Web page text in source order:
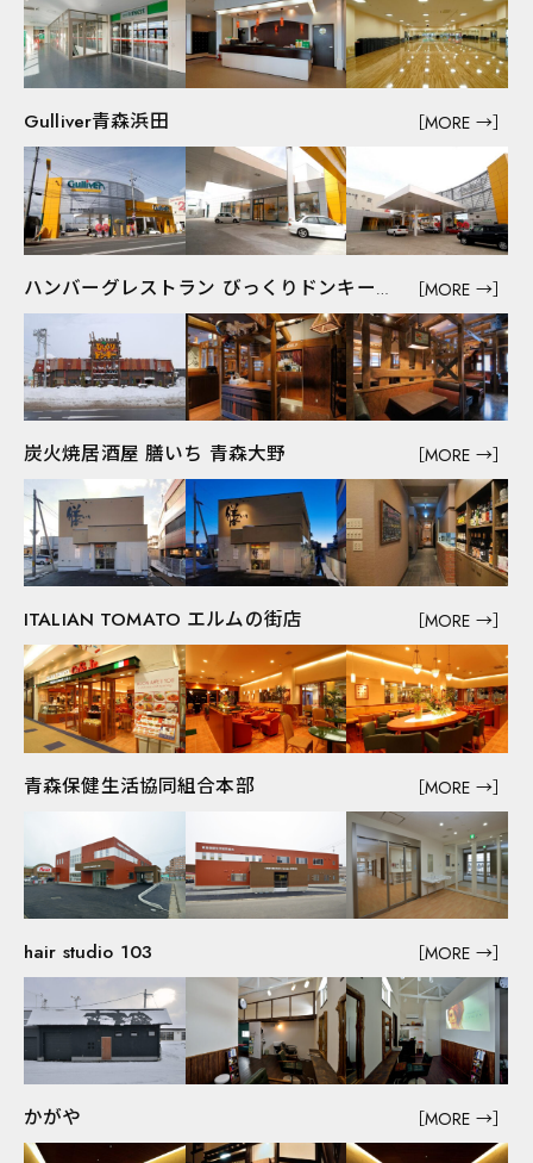
事業内容
丸喜の強み
SDGsの取り組み
採用情報
本社・ショールーム
展示場
東京支店
Q&A
お問い合わせ
WORKS
一般住宅
マンション・集合住宅
公共事業
病院・薬局
福祉施設
店舗・オフィスビル
倉庫・工場・その他
住宅展示場
太陽光発電・風力発電
東京支店
Gulliver青森浜田 ［MORE →］
ハンバーグレストラン びっくりドンキー青森浜田 ［MORE →］
炭火焼居酒屋 膳いち 青森大野 ［MORE →］
ITALIAN TOMATO エルムの街店 ［MORE →］
青森保健生活協同組合本部 ［MORE →］
hair studio 103 ［MORE →］
かがや ［MORE →］